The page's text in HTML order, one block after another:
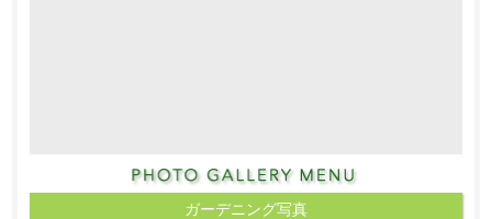
ガーデニング写真